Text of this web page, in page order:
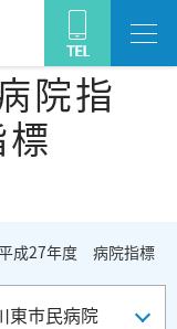
院指
成27年度 病院指標
東市民病院